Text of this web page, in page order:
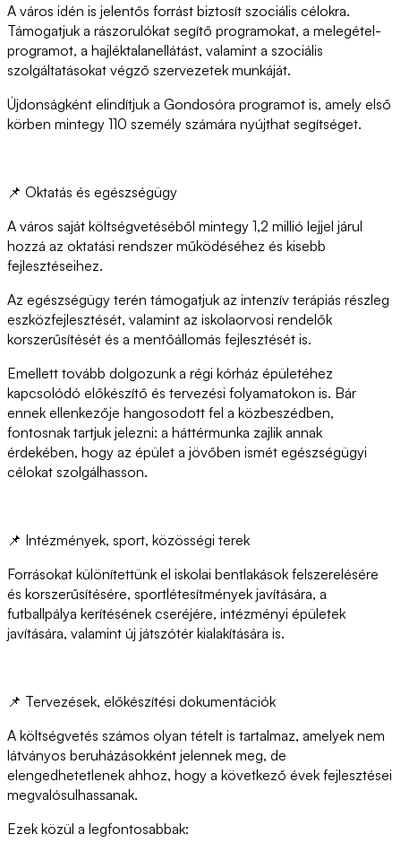
A város idén is jelentős forrást biztosít szociális célokra.
Támogatjuk a rászorulókat segítő programokat, a melegétel-
programot, a hajléktalanellátást, valamint a szociális
szolgáltatásokat végző szervezetek munkáját.
Újdonságként elindítjuk a Gondosóra programot is, amely első
körben mintegy 110 személy számára nyújthat segítséget.
📌 Oktatás és egészségügy
A város saját költségvetéséből mintegy 1,2 millió lejjel járul
hozzá az oktatási rendszer működéséhez és kisebb
fejlesztéseihez.
Az egészségügy terén támogatjuk az intenzív terápiás részleg
eszközfejlesztését, valamint az iskolaorvosi rendelők
korszerűsítését és a mentőállomás fejlesztését is.
Emellett tovább dolgozunk a régi kórház épületéhez
kapcsolódó előkészítő és tervezési folyamatokon is. Bár
ennek ellenkezője hangosodott fel a közbeszédben,
fontosnak tartjuk jelezni: a háttérmunka zajlik annak
érdekében, hogy az épület a jövőben ismét egészségügyi
célokat szolgálhasson.
📌 Intézmények, sport, közösségi terek
Forrásokat különítettünk el iskolai bentlakások felszerelésére
és korszerűsítésére, sportlétesítmények javítására, a
futballpálya kerítésének cseréjére, intézményi épületek
javítására, valamint új játszótér kialakítására is.
📌 Tervezések, előkészítési dokumentációk
A költségvetés számos olyan tételt is tartalmaz, amelyek nem
látványos beruházásokként jelennek meg, de
elengedhetetlenek ahhoz, hogy a következő évek fejlesztései
megvalósulhassanak.
Ezek közül a legfontosabbak: